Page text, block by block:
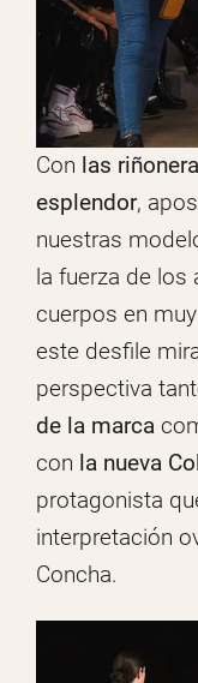
Con las
esplendor,
nuestras
la fuerza de
cuerpos en
este desfile
perspectiva
de la marca
con la nueva
protagonista
interpretación
Concha.